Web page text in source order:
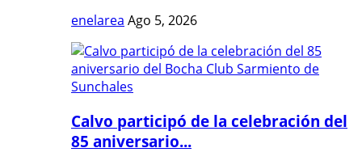
enelarea Ago 5, 2026
Calvo participó de la celebración del
85 aniversario...